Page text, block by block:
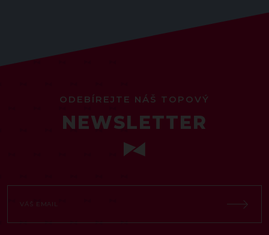
ODEBÍREJTE NÁŠ TOPOVÝ
NEWSLETTER